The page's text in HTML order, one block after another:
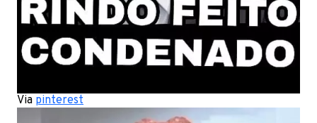
Via pinterest